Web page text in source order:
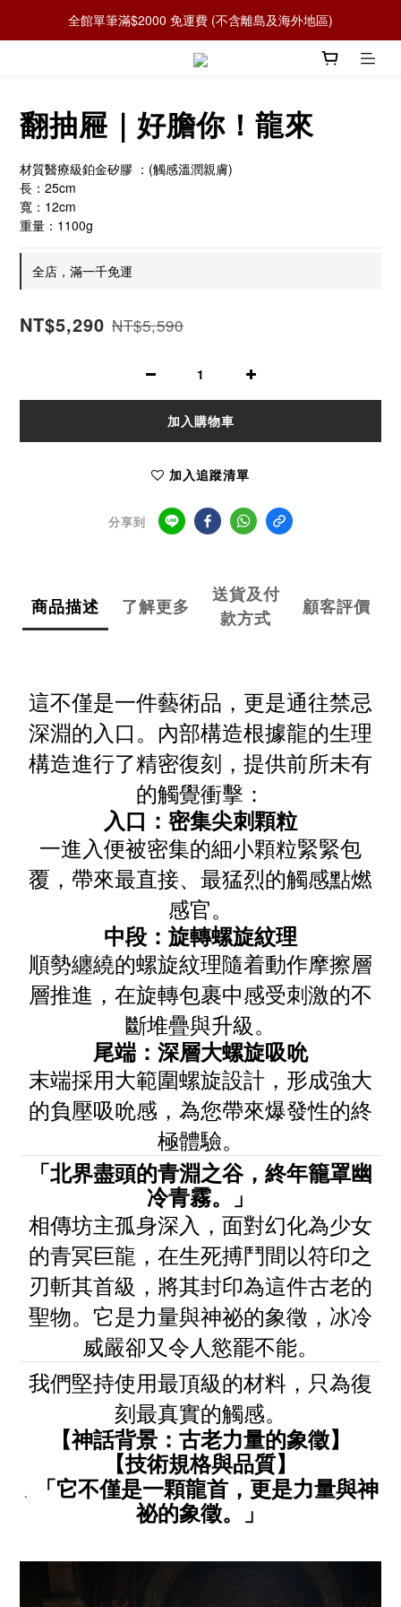
全館單筆滿$2000 免運費 (不含離島及海外地區)
翻抽屜｜好膽你！龍來
材質醫療級鉑金矽膠 ：(觸感溫潤親膚)
長：25cm
寬：12cm
重量：1100g
全店，滿一千免運
NT$5,290 NT$5,590
加入購物車
加入追蹤清單
分享到
商品描述 了解更多
送貨及付
款方式
顧客評價
這不僅是一件藝術品，更是通往禁忌
深淵的入口。內部構造根據龍的生理
構造進行了精密復刻，提供前所未有
的觸覺衝擊：
入口：密集尖刺顆粒
一進入便被密集的細小顆粒緊緊包
覆，帶來最直接、最猛烈的觸感點燃
感官。
中段：旋轉螺旋紋理
順勢纏繞的螺旋紋理隨着動作摩擦層
層推進，在旋轉包裹中感受刺激的不
斷堆疊與升級。
尾端：深層大螺旋吸吮
末端採用大範圍螺旋設計，形成強大
的負壓吸吮感，為您帶來爆發性的終
極體驗。
「北界盡頭的青淵之谷，終年籠罩幽
冷青霧。」
相傳坊主孤身深入，面對幻化為少女
的青冥巨龍，在生死搏鬥間以符印之
刃斬其首級，將其封印為這件古老的
聖物。它是力量與神祕的象徵，冰冷
威嚴卻又令人慾罷不能。
我們堅持使用最頂級的材料，只為復
刻最真實的觸感。
【神話背景：古老力量的象徵】
【技術規格與品質】
、 「它不僅是一顆龍首，更是力量與神
祕的象徵。」